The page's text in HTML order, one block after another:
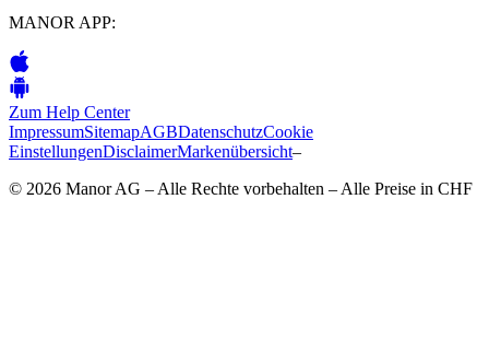
MANOR APP:
Zum Help Center
ImpressumSitemapAGBDatenschutzCookie
EinstellungenDisclaimerMarkenübersicht–
© 2026 Manor AG – Alle Rechte vorbehalten – Alle Preise in CHF